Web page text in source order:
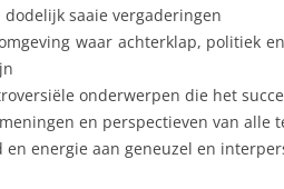
saaie vergaderingen
waar achterklap, politiek
onderwerpen die het
en perspectieven van alle
en energie aan geneuzel en